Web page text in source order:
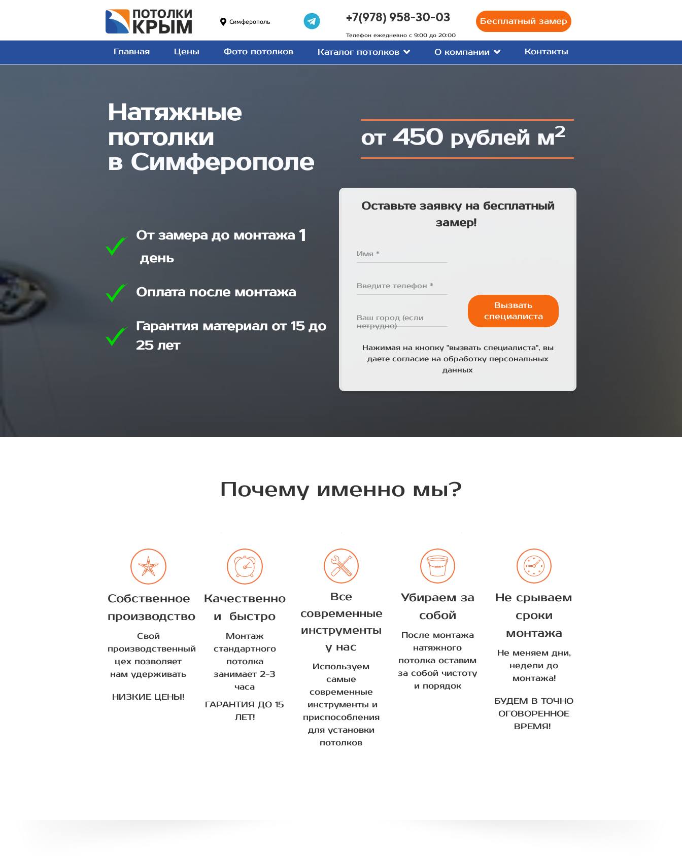
Симферополь +7(978) 958-30-03
Телефон ежедневно с 9:00 до 20:00
Бесплатный замер
Главная Цены Фото потолков Каталог потолков О компании Контакты
Натяжные
потолки
в Симферополе
от 450 рублей м2
От замера до монтажа 1
день
Оплата после монтажа
Гарантия материал от 15 до
25 лет
Оставьте заявку на бесплатный
замер!
Имя *
Введите телефон *
Ваш город (если
нетрудно)
Вызвать
специалиста
Нажимая на кнопку "вызвать специалиста", вы
даете согласие на обработку персональных
данных
Почему именно мы?
Собственное
производство
Свой
производственный
цех позволяет
нам удерживать
НИЗКИЕ ЦЕНЫ!
Качественно
и быстро
Монтаж
стандартного
потолка
занимает 2-3
часа
ГАРАНТИЯ ДО 15
ЛЕТ!
Все
современные
инструменты
у нас
Используем
самые
современные
инструменты и
приспособления
для установки
потолков
Убираем за
собой
После монтажа
натяжного
потолка оставим
за собой чистоту
и порядок
Не срываем
сроки
монтажа
Не меняем дни,
недели до
монтажа!
БУДЕМ В ТОЧНО
ОГОВОРЕННОЕ
ВРЕМЯ!